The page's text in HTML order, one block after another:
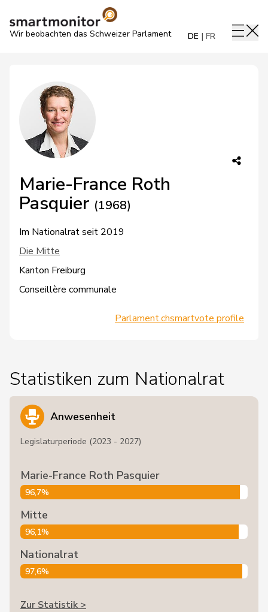
Wir beobachten das Schweizer Parlament DE FR
Marie-France Roth
Pasquier (1968)
Im Nationalrat seit 2019
Die Mitte
Kanton Freiburg
Conseillère communale
Parlament.chsmartvote profile
Statistiken zum Nationalrat
Anwesenheit
Legislaturperiode (2023 - 2027)
Marie-France Roth Pasquier
96,7%
Mitte
96,1%
Nationalrat
97,6%
Zur Statistik >